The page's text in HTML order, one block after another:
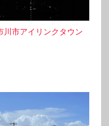
川市アイリンクタウン